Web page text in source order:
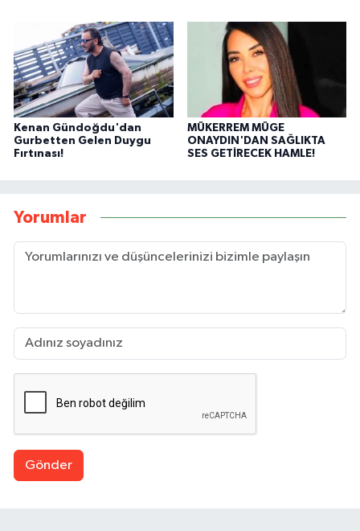
Kenan Gündoğdu'dan
Gurbetten Gelen Duygu
Fırtınası!
MÜKERREM MÜGE
ONAYDIN'DAN SAĞLIKTA
SES GETİRECEK HAMLE!
Yorumlar
Gönder